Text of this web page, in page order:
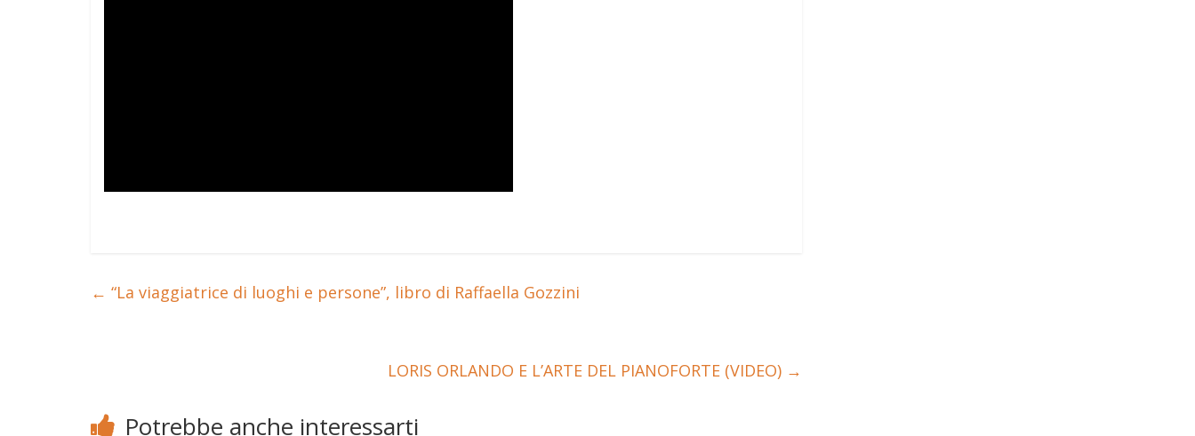
← “La viaggiatrice di luoghi e persone”, libro di Raffaella Gozzini
LORIS ORLANDO E L’ARTE DEL PIANOFORTE (VIDEO) →
Potrebbe anche interessarti